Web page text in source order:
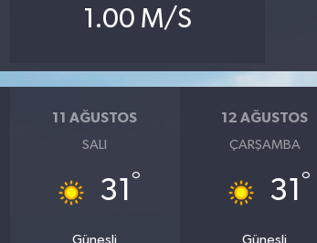
1.00 M/S
11 AĞUSTOS
SALI
31 °
Güneşli
12 AĞUSTOS
ÇARŞAMBA
31 °
Güneşli